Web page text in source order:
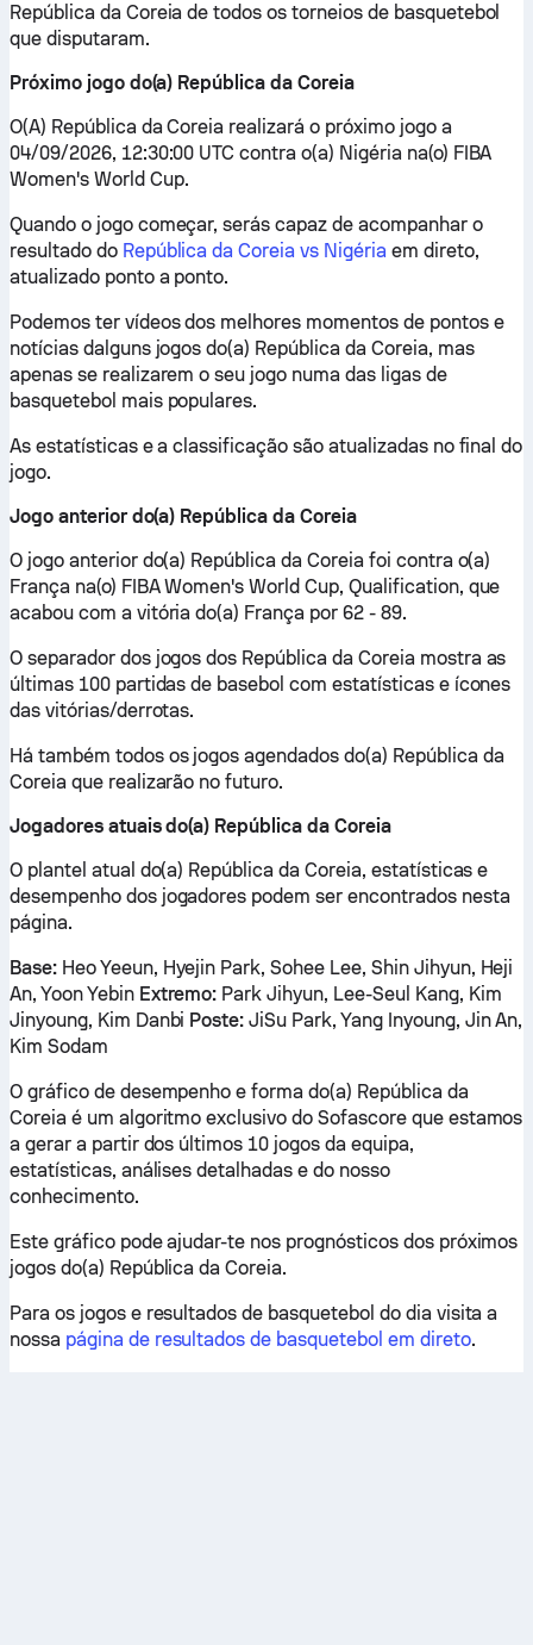
República da Coreia de todos os torneios de basquetebol
que disputaram.
Próximo jogo do(a) República da Coreia
O(A) República da Coreia realizará o próximo jogo a
04/09/2026, 12:30:00 UTC contra o(a) Nigéria na(o) FIBA
Women's World Cup.
Quando o jogo começar, serás capaz de acompanhar o
resultado do República da Coreia vs Nigéria em direto,
atualizado ponto a ponto.
Podemos ter vídeos dos melhores momentos de pontos e
notícias dalguns jogos do(a) República da Coreia, mas
apenas se realizarem o seu jogo numa das ligas de
basquetebol mais populares.
As estatísticas e a classificação são atualizadas no final do
jogo.
Jogo anterior do(a) República da Coreia
O jogo anterior do(a) República da Coreia foi contra o(a)
França na(o) FIBA Women's World Cup, Qualification, que
acabou com a vitória do(a) França por 62 - 89.
O separador dos jogos dos República da Coreia mostra as
últimas 100 partidas de basebol com estatísticas e ícones
das vitórias/derrotas.
Há também todos os jogos agendados do(a) República da
Coreia que realizarão no futuro.
Jogadores atuais do(a) República da Coreia
O plantel atual do(a) República da Coreia, estatísticas e
desempenho dos jogadores podem ser encontrados nesta
página.
Base:Heo Yeeun, Hyejin Park, Sohee Lee, Shin Jihyun, Heji
An, Yoon Yebin Extremo: Park Jihyun, Lee-Seul Kang, Kim
Jinyoung, Kim Danbi Poste: JiSu Park, Yang Inyoung, Jin An,
Kim Sodam
O gráfico de desempenho e forma do(a) República da
Coreia é um algoritmo exclusivo do Sofascore que estamos
a gerar a partir dos últimos 10 jogos da equipa,
estatísticas, análises detalhadas e do nosso
conhecimento.
Este gráfico pode ajudar-te nos prognósticos dos próximos
jogos do(a) República da Coreia.
Para os jogos e resultados de basquetebol do dia visita a
nossa página de resultados de basquetebol em direto.